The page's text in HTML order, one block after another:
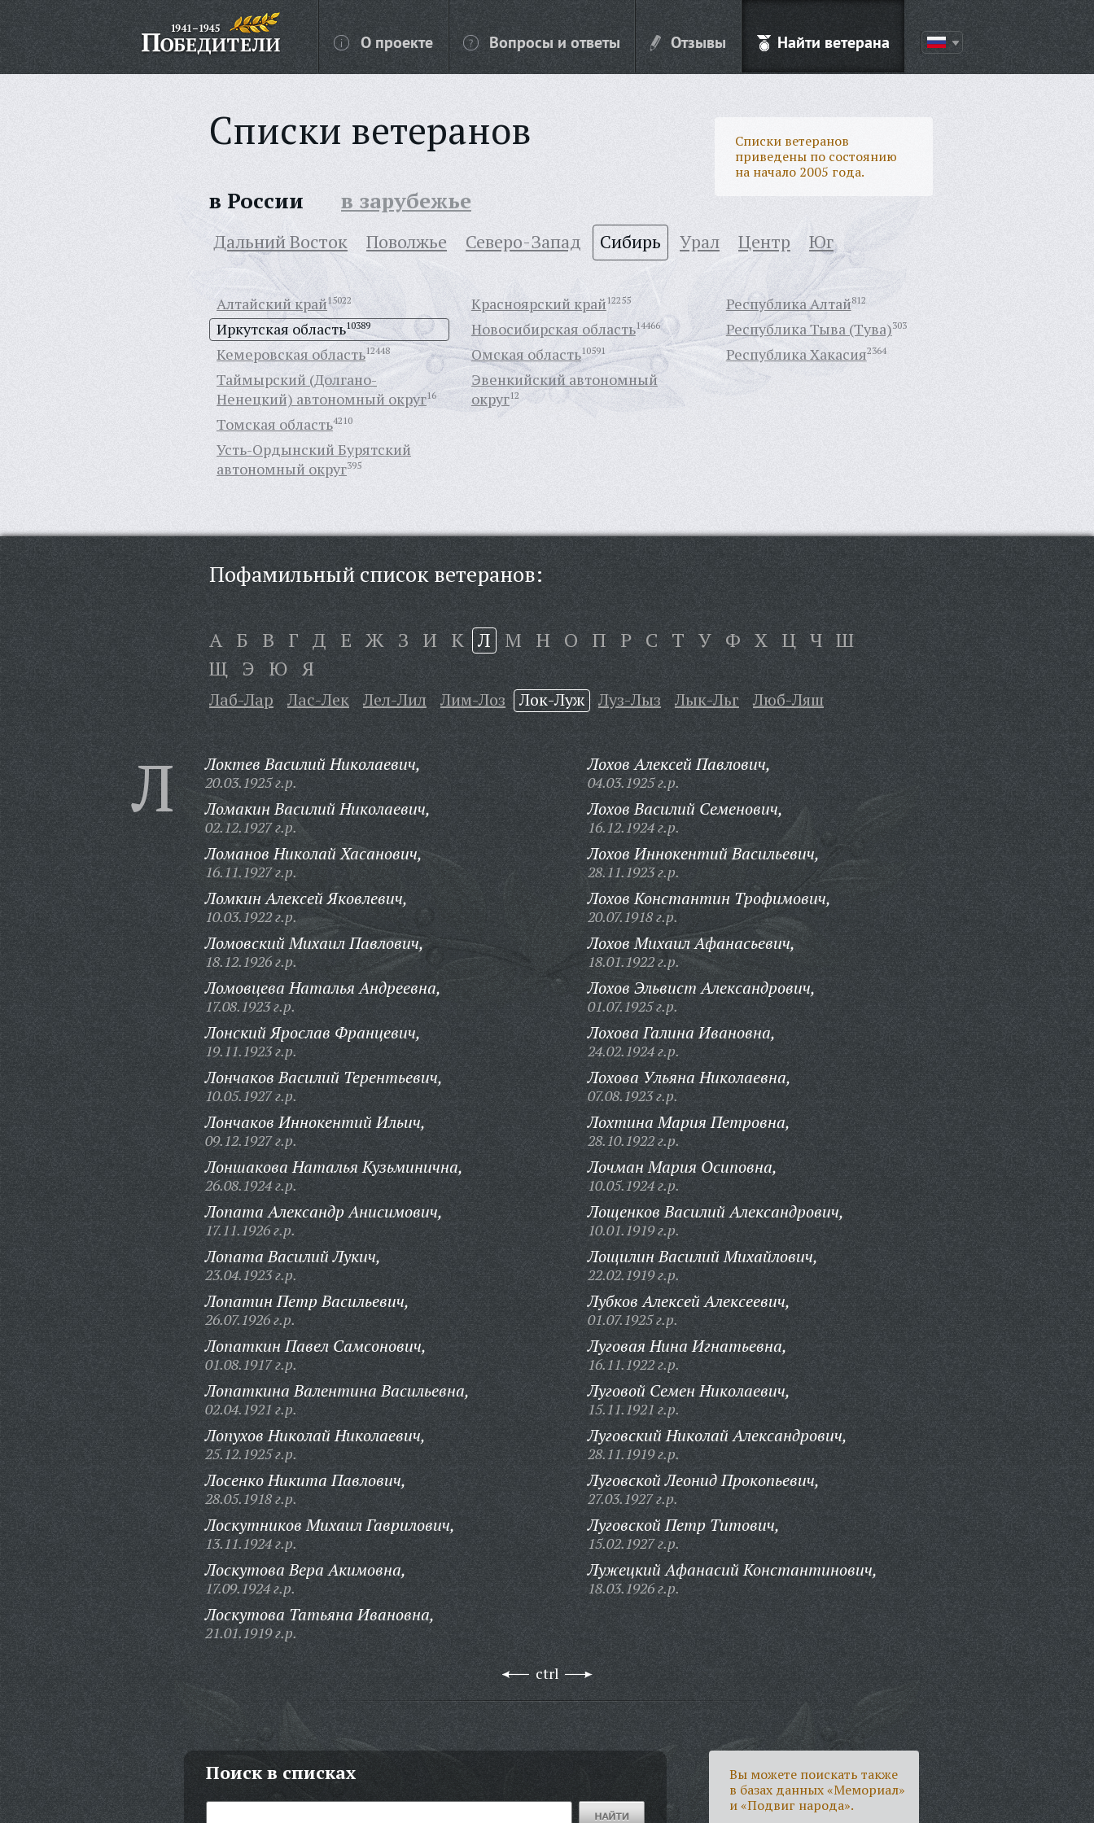
О проекте Вопросы и ответы Отзывы Найти ветерана
Списки ветеранов
Списки ветеранов
приведены по состоянию
на начало 2005 года.
в России в зарубежье
Дальний Восток Поволжье Северо-Запад Сибирь Урал Центр Юг
Алтайский край15022
Иркутская область10389
Кемеровская область12448
Красноярский край12255
Новосибирская область14466
Омская область10591
Республика Алтай812
Республика Тыва (Тува)303
Республика Хакасия2364
Таймырский (Долгано-
Ненецкий) автономный округ16
Томская область4210
Усть-Ордынский Бурятский
автономный округ395
Эвенкийский автономный
округ12
Пофамильный список ветеранов:
А Б В Г Д Е Ж З И К Л М Н О П Р С Т У Ф Х Ц Ч Ш
Щ Э Ю Я
Лаб-Лар Лас-Лек Лел-Лил Лим-Лоз Лок-Луж Луз-Лыз Лык-Льг Люб-Ляш
Л Локтев Василий Николаевич,
20.03.1925 г.р.
Ломакин Василий Николаевич,
02.12.1927 г.р.
Ломанов Николай Хасанович,
16.11.1927 г.р.
Ломкин Алексей Яковлевич,
10.03.1922 г.р.
Ломовский Михаил Павлович,
18.12.1926 г.р.
Ломовцева Наталья Андреевна,
17.08.1923 г.р.
Лонский Ярослав Францевич,
19.11.1923 г.р.
Лончаков Василий Терентьевич,
10.05.1927 г.р.
Лончаков Иннокентий Ильич,
09.12.1927 г.р.
Лоншакова Наталья Кузьминична,
26.08.1924 г.р.
Лопата Александр Анисимович,
17.11.1926 г.р.
Лопата Василий Лукич,
23.04.1923 г.р.
Лопатин Петр Васильевич,
26.07.1926 г.р.
Лопаткин Павел Самсонович,
01.08.1917 г.р.
Лопаткина Валентина Васильевна,
02.04.1921 г.р.
Лопухов Николай Николаевич,
25.12.1925 г.р.
Лосенко Никита Павлович,
28.05.1918 г.р.
Лоскутников Михаил Гаврилович,
13.11.1924 г.р.
Лоскутова Вера Акимовна,
17.09.1924 г.р.
Лоскутова Татьяна Ивановна,
21.01.1919 г.р.
Лохов Алексей Павлович,
04.03.1925 г.р.
Лохов Василий Семенович,
16.12.1924 г.р.
Лохов Иннокентий Васильевич,
28.11.1923 г.р.
Лохов Константин Трофимович,
20.07.1918 г.р.
Лохов Михаил Афанасьевич,
18.01.1922 г.р.
Лохов Эльвист Александрович,
01.07.1925 г.р.
Лохова Галина Ивановна,
24.02.1924 г.р.
Лохова Ульяна Николаевна,
07.08.1923 г.р.
Лохтина Мария Петровна,
28.10.1922 г.р.
Лочман Мария Осиповна,
10.05.1924 г.р.
Лощенков Василий Александрович,
10.01.1919 г.р.
Лощилин Василий Михайлович,
22.02.1919 г.р.
Лубков Алексей Алексеевич,
01.07.1925 г.р.
Луговая Нина Игнатьевна,
16.11.1922 г.р.
Луговой Семен Николаевич,
15.11.1921 г.р.
Луговский Николай Александрович,
28.11.1919 г.р.
Луговской Леонид Прокопьевич,
27.03.1927 г.р.
Луговской Петр Титович,
15.02.1927 г.р.
Лужецкий Афанасий Константинович,
18.03.1926 г.р.
ctrl
Поиск в списках
Вы можете поискать также
в базах данных «Мемориал»
и «Подвиг народа».